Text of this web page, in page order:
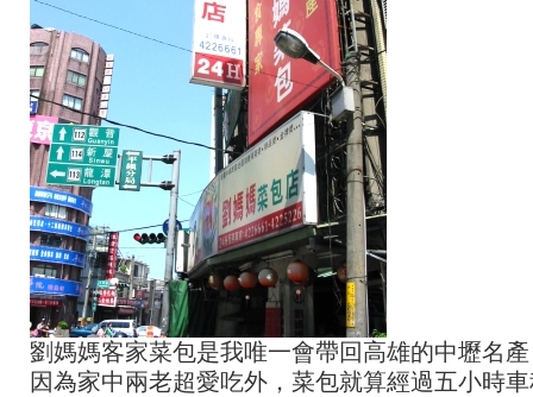
劉媽媽客家菜包是我唯一會帶回高雄的中壢名
因為家中兩老超愛吃外，菜包就算經過五小時